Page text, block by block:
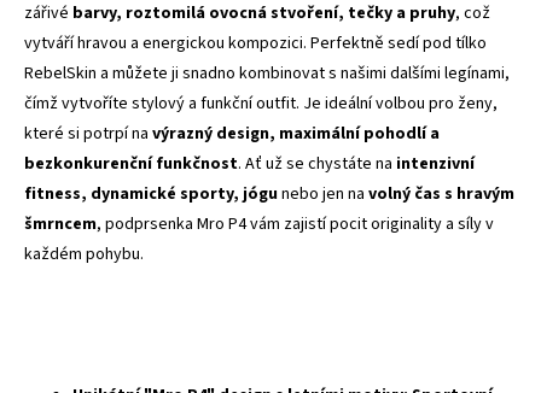
zářivé barvy, roztomilá ovocná stvoření, tečky a pruhy, což
vytváří hravou a energickou kompozici. Perfektně sedí pod tílko
RebelSkin a můžete ji snadno kombinovat s našimi dalšími legínami,
čímž vytvoříte stylový a funkční outfit. Je ideální volbou pro ženy,
které si potrpí na výrazný design, maximální pohodlí a
bezkonkurenční funkčnost. Ať už se chystáte na intenzivní
fitness, dynamické sporty, jógunebo jen na volný čas s hravým
šmrncem, podprsenka Mro P4 vám zajistí pocit originality a síly v
každém pohybu.